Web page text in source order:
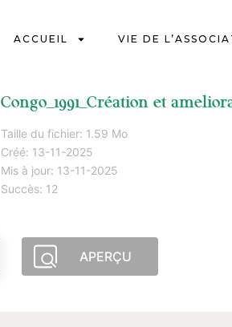
ACCUEIL VIE DE
Congo_1991_Création et
Taille du fichier: 1.59 Mo
Créé: 13-11-2025
Mis à jour: 13-11-2025
Succès: 12
APERÇU